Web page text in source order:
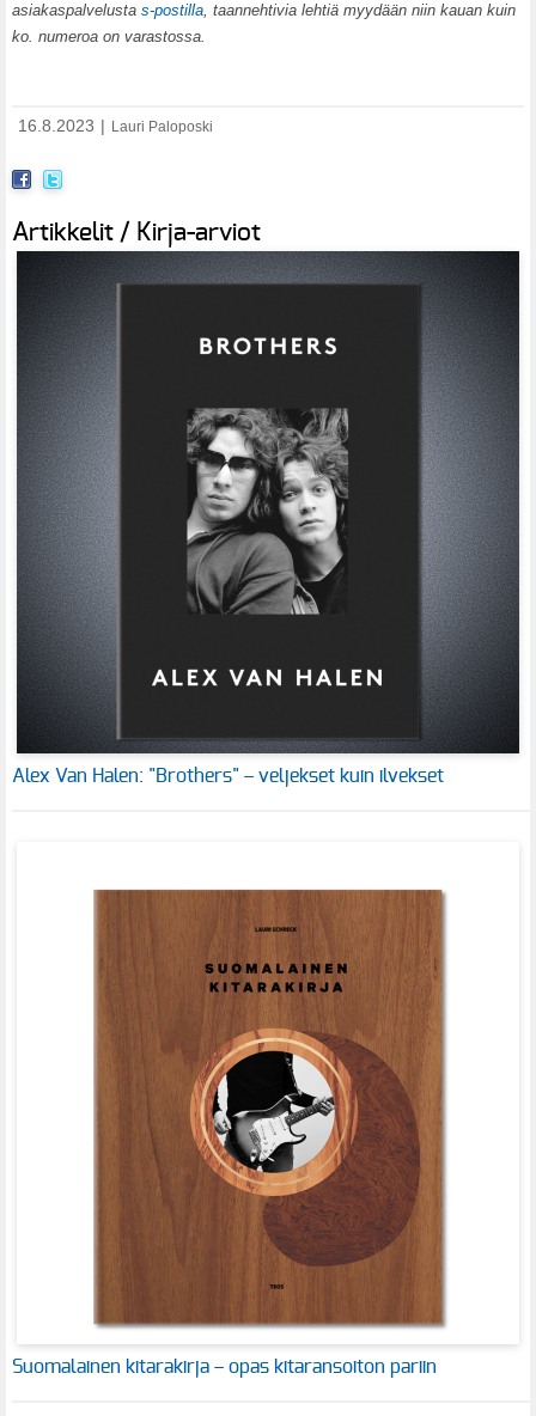
asiakaspalvelusta s-postilla, taannehtivia lehtiä myydään niin kauan kuin
ko. numeroa on varastossa.
16.8.2023 Lauri Paloposki
Artikkelit / Kirja-arviot
Alex Van Halen: "Brothers" – veljekset kuin ilvekset
Suomalainen kitarakirja – opas kitaransoiton pariin